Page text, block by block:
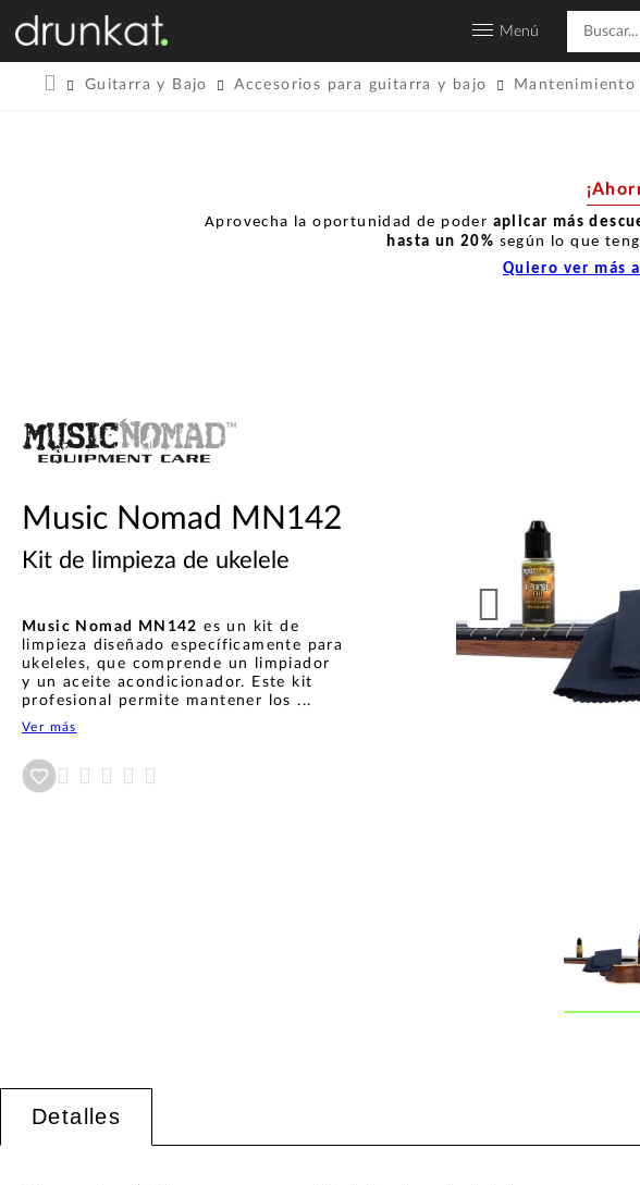
Menú
Guitarra y Bajo Accesorios para guitarra y bajo
Aprovecha la oportunidad de poder aplicar más
hasta un 20% según lo que
Quiero ver más
Music Nomad MN142
Kit de limpieza de ukelele
Music Nomad MN142 es un kit de
limpieza diseñado específicamente para
ukeleles, que comprende un limpiador
y un aceite acondicionador. Este kit
profesional permite mantener los ...
Ver más
Detalles